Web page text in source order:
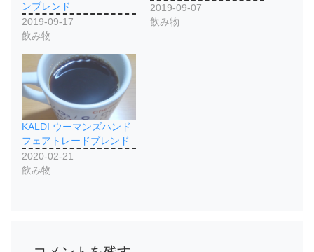
ンブレンド
2019-09-17
飲み物
2019-09-07
飲み物
KALDI ウーマンズハンド
フェアトレードブレンド
2020-02-21
飲み物